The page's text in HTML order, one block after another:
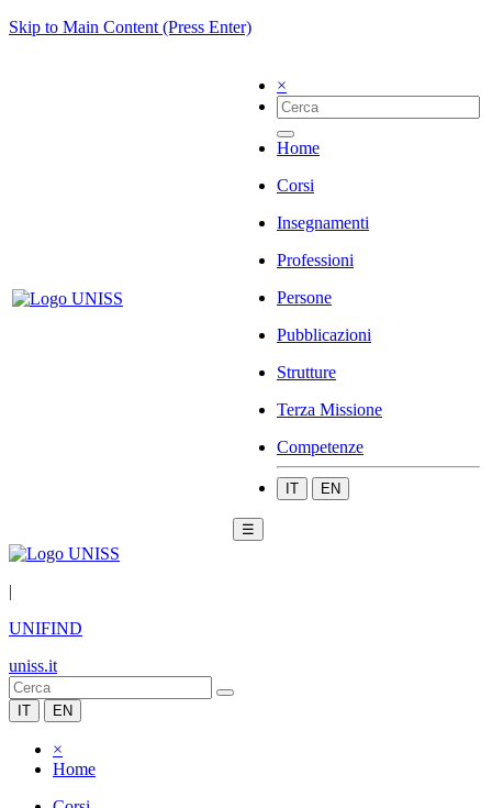
Skip to Main Content (Press Enter)
×
Home
Corsi
Insegnamenti
Professioni
Persone
Pubblicazioni
Strutture
Terza Missione
Competenze
IT EN
☰
|
UNIFIND
uniss.it
IT EN
×
Home